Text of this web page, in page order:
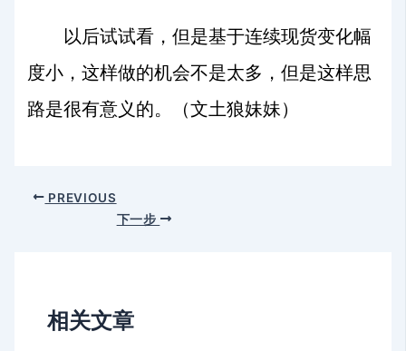
以后试试看，但是基于连续现货变化幅
度小，这样做的机会不是太多，但是这样思
路是很有意义的。（文土狼妹妹）
PREVIOUS
下一步
相关文章